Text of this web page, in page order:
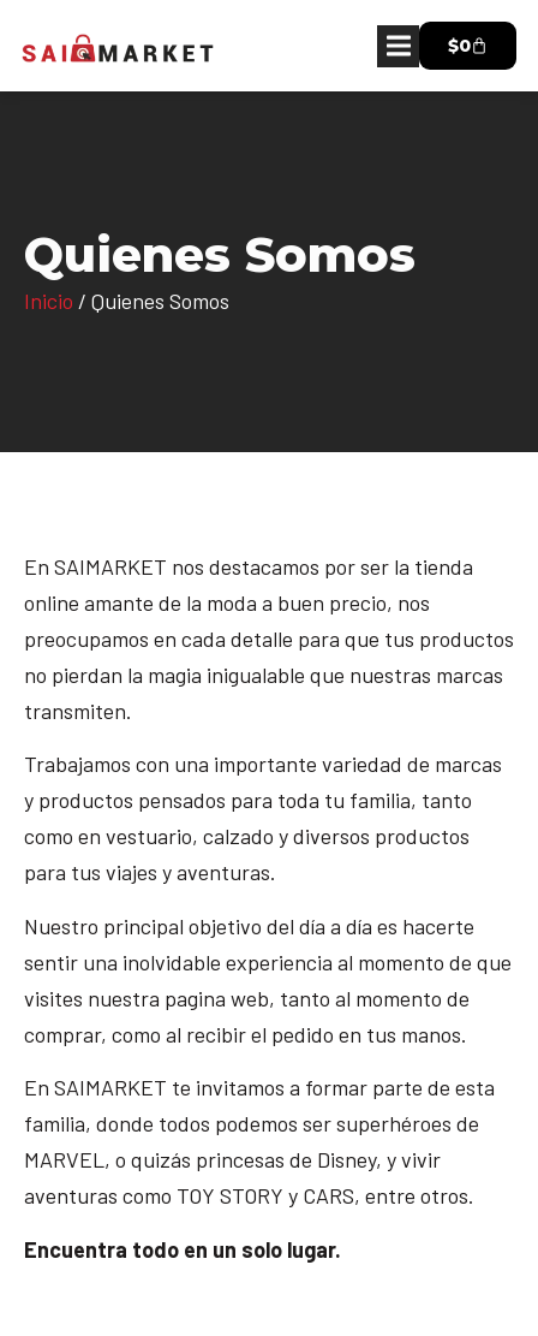
$0
Quienes Somos
Inicio / Quienes Somos
En SAIMARKET nos destacamos por ser la tienda
online amante de la moda a buen precio, nos
preocupamos en cada detalle para que tus productos
no pierdan la magia inigualable que nuestras marcas
transmiten.
Trabajamos con una importante variedad de marcas
y productos pensados para toda tu familia, tanto
como en vestuario, calzado y diversos productos
para tus viajes y aventuras.
Nuestro principal objetivo del día a día es hacerte
sentir una inolvidable experiencia al momento de que
visites nuestra pagina web, tanto al momento de
comprar, como al recibir el pedido en tus manos.
En SAIMARKET te invitamos a formar parte de esta
familia, donde todos podemos ser superhéroes de
MARVEL, o quizás princesas de Disney, y vivir
aventuras como TOY STORY y CARS, entre otros.
Encuentra todo en un solo lugar.